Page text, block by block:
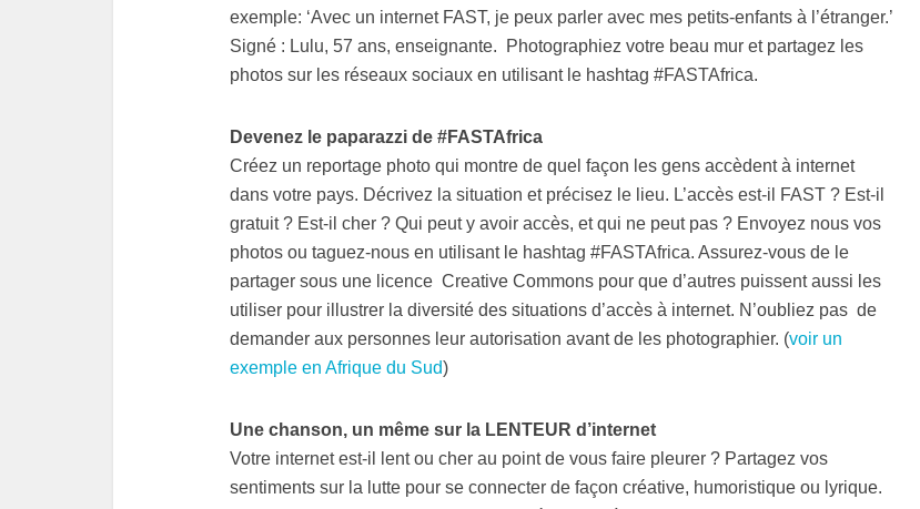
exemple: ‘Avec un internet FAST, je peux parler avec mes petits-enfants à l’étranger.’
Signé : Lulu, 57 ans, enseignante. Photographiez votre beau mur et partagez les
photos sur les réseaux sociaux en utilisant le hashtag #FASTAfrica.
Devenez le paparazzi de #FASTAfrica
Créez un reportage photo qui montre de quel façon les gens accèdent à internet
dans votre pays. Décrivez la situation et précisez le lieu. L’accès est-il FAST ? Est-il
gratuit ? Est-il cher ? Qui peut y avoir accès, et qui ne peut pas ? Envoyez nous vos
photos ou taguez-nous en utilisant le hashtag #FASTAfrica. Assurez-vous de le
partager sous une licence Creative Commons pour que d’autres puissent aussi les
utiliser pour illustrer la diversité des situations d’accès à internet. N’oubliez pas de
demander aux personnes leur autorisation avant de les photographier. (voir un
exemple en Afrique du Sud)
Une chanson, un même sur la LENTEUR d’internet
Votre internet est-il lent ou cher au point de vous faire pleurer ? Partagez vos
sentiments sur la lutte pour se connecter de façon créative, humoristique ou lyrique.